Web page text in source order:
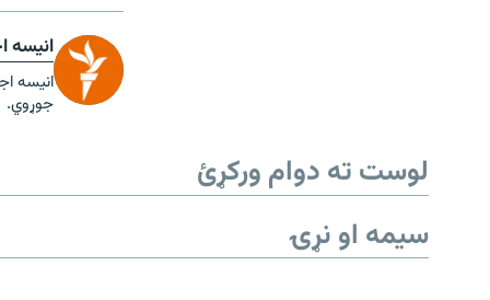
انیسه
انیسه
جوړوي.
لوست ته دوام ورکړئ
سیمه او نړۍ